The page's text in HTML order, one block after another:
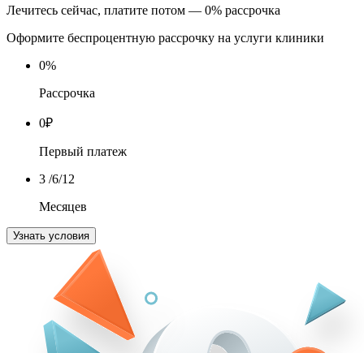
Лечитесь сейчас, платите потом — 0% рассрочка
Оформите беспроцентную рассрочку на услуги клиники
0%
Рассрочка
0₽
Первый платеж
3 /6/12
Месяцев
Узнать условия